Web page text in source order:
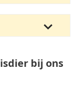
bij ons